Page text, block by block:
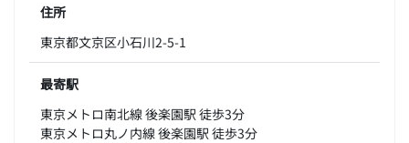
住所
東京都文京区小石川2-5-1
最寄駅
東京メトロ南北線 後楽園駅 徒歩3分
東京メトロ丸ノ内線 後楽園駅 徒歩3分